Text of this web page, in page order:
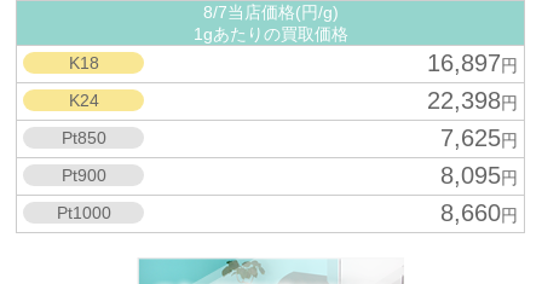
8/7当店価格(円/g)
1gあたりの買取価格
K18
16,897円
K24
22,398円
Pt850
7,625円
Pt900
8,095円
Pt1000
8,660円